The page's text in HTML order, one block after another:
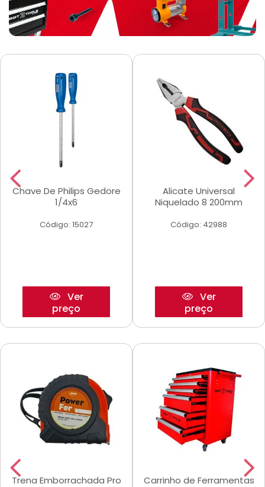
Chave De Philips Gedore
1/4x6
Código: 15027
Ver
preço
Alicate Universal
Niquelado 8 200mm
Código: 42988
Ver
preço
Trena Emborrachada Pro
Carrinho de Ferramentas